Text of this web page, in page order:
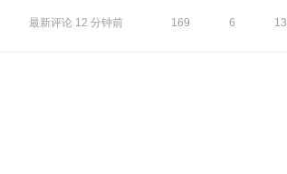
最新评论 12 分钟前 169 6 13